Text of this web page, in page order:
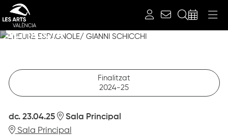
L’HEURE ESPAGNOLE/ GIANNI
SCHICCHI
Finalitzat
2024-25
dc. 23.04.25
Sala Principal
Sala Principal